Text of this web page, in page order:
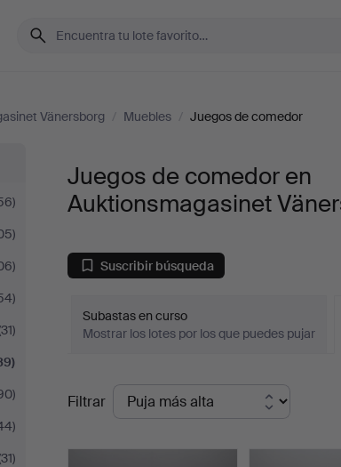
Vänersborg / Muebles / Juegos de comedor
Juegos de comedor en
Auktionsmagasinet
Suscribir búsqueda
Subastas en curso
Mostrar los lotes por los que puedes pujar
Precios
de
remate
Filtrar